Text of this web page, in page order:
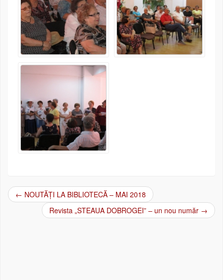
Post navigation
← NOUTĂȚI LA BIBLIOTECĂ – MAI 2018
Revista „STEAUA DOBROGEI” – un nou număr →